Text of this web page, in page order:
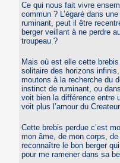
Ce qui nous fait vivre
commun ? L’égaré dans
ruminant, peut il être
berger veillant à ne perdre
troupeau ?
Mais où est elle cette
solitaire des horizons
moutons à la recherche du
instinct de ruminant, ou
voit bien la différence entre
voit plus l’amour du
Cette brebis perdue c’est
mon âme, de mon corps,
reconnaître le bon berger
pour me ramener dans sa